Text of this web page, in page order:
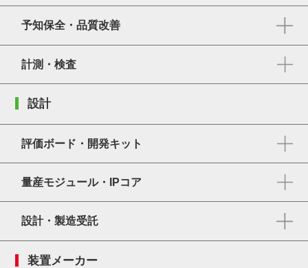
予知保全・品質改善
計測・検査
設計
評価ボード・開発キット
量産モジュール・IPコア
設計・製造受託
装置メーカー